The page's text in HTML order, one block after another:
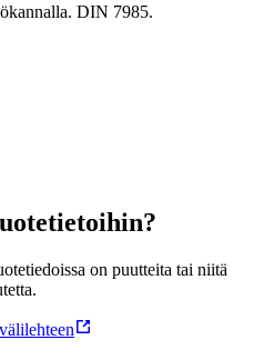
DIN 7985.
on puutteita tai niitä